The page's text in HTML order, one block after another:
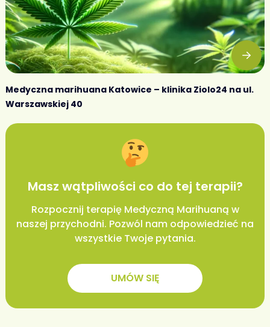
Medyczna marihuana Katowice – klinika Ziolo24 na ul.
Warszawskiej 40
Masz wątpliwości co do tej terapii?
Rozpocznij terapię Medyczną Marihuaną w
naszej przychodni. Pozwól nam odpowiedzieć na
wszystkie Twoje pytania.
UMÓW SIĘ